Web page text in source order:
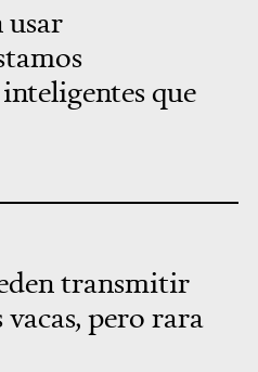
usar
que
transmitir
pero rara